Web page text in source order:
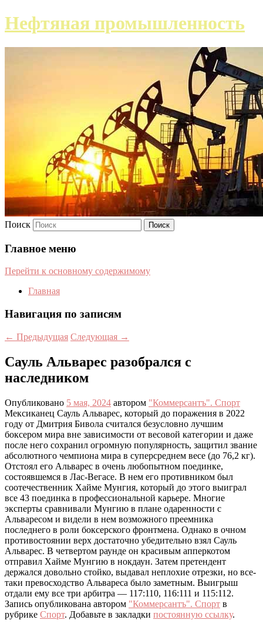
Нефтяная промышленность
Поиск
Главное меню
Перейти к основному содержимому
Главная
Навигация по записям
← Предыдущая Следующая →
Сауль Альварес разобрался с
наследником
Опубликовано 5 мая, 2024 автором "Коммерсантъ". Спорт
Мексиканец Сауль Альварес, который до поражения в 2022
году от Дмитрия Бивола считался безусловно лучшим
боксером мира вне зависимости от весовой категории и даже
после него сохранил огромную популярность, защитил звание
абсолютного чемпиона мира в суперсреднем весе (до 76,2 кг).
Отстоял его Альварес в очень любопытном поединке,
состоявшемся в Лас-Вегасе. В нем его противником был
соотечественник Хайме Мунгия, который до этого выиграл
все 43 поединка в профессиональной карьере. Многие
эксперты сравнивали Мунгию в плане одаренности с
Альваресом и видели в нем возможного преемника
последнего в роли боксерского фронтмена. Однако в очном
противостоянии верх достаточно убедительно взял Сауль
Альварес. В четвертом раунде он красивым апперкотом
отправил Хайме Мунгию в нокдаун. Затем претендент
держался довольно стойко, выдавал неплохие отрезки, но все-
таки превосходство Альвареса было заметным. Выигрыш
отдали ему все три арбитра — 117:110, 116:111 и 115:112.
Запись опубликована автором "Коммерсантъ". Спорт в
рубрике Спорт. Добавьте в закладки постоянную ссылку.